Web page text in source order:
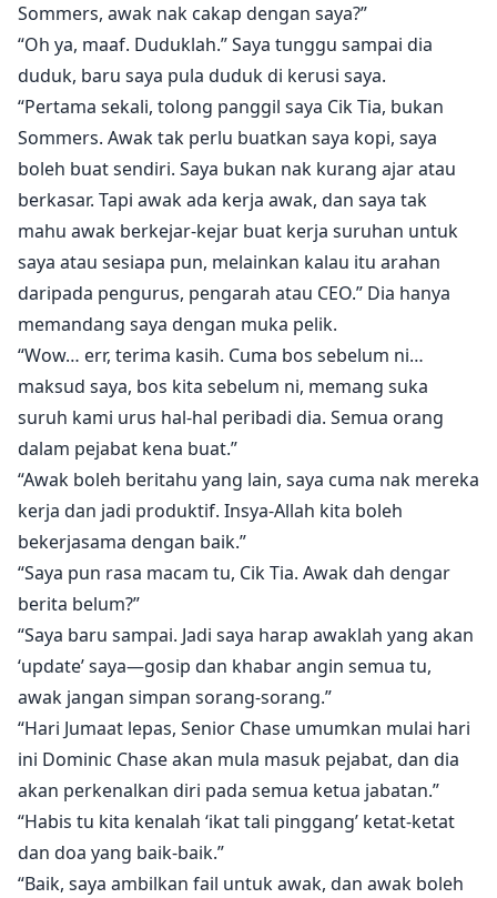
Sommers, awak nak cakap dengan saya?”
“Oh ya, maaf. Duduklah.” Saya tunggu sampai dia
duduk, baru saya pula duduk di kerusi saya.
“Pertama sekali, tolong panggil saya Cik Tia, bukan
Sommers. Awak tak perlu buatkan saya kopi, saya
boleh buat sendiri. Saya bukan nak kurang ajar atau
berkasar. Tapi awak ada kerja awak, dan saya tak
mahu awak berkejar-kejar buat kerja suruhan untuk
saya atau sesiapa pun, melainkan kalau itu arahan
daripada pengurus, pengarah atau CEO.” Dia hanya
memandang saya dengan muka pelik.
“Wow… err, terima kasih. Cuma bos sebelum ni…
maksud saya, bos kita sebelum ni, memang suka
suruh kami urus hal-hal peribadi dia. Semua orang
dalam pejabat kena buat.”
“Awak boleh beritahu yang lain, saya cuma nak mereka
kerja dan jadi produktif. Insya-Allah kita boleh
bekerjasama dengan baik.”
“Saya pun rasa macam tu, Cik Tia. Awak dah dengar
berita belum?”
“Saya baru sampai. Jadi saya harap awaklah yang akan
‘update’ saya—gosip dan khabar angin semua tu,
awak jangan simpan sorang-sorang.”
“Hari Jumaat lepas, Senior Chase umumkan mulai hari
ini Dominic Chase akan mula masuk pejabat, dan dia
akan perkenalkan diri pada semua ketua jabatan.”
“Habis tu kita kenalah ‘ikat tali pinggang’ ketat-ketat
dan doa yang baik-baik.”
“Baik, saya ambilkan fail untuk awak, dan awak boleh